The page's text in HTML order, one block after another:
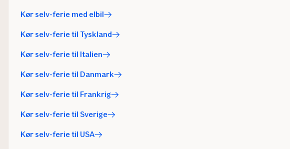
Kør selv-ferie med elbil
Kør selv-ferie til Tyskland
Kør selv-ferie til Italien
Kør selv-ferie til Danmark
Kør selv-ferie til Frankrig
Kør selv-ferie til Sverige
Kør selv-ferie til USA